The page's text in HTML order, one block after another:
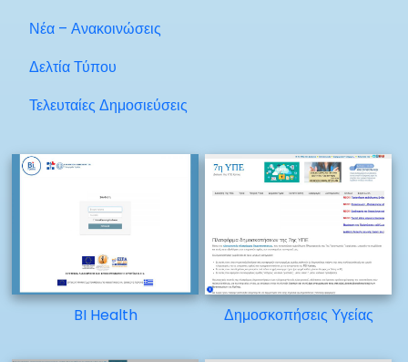
Νέα – Ανακοινώσεις
Δελτία Τύπου
Τελευταίες Δημοσιεύσεις
BI Health Δημοσκοπήσεις Υγείας